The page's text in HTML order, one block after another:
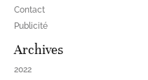
Contact
Publicité
Archives
2022